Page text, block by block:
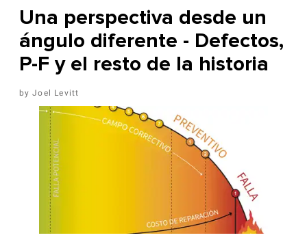
Una perspectiva desde un
ángulo diferente - Defectos,
P-F y el resto de la historia
Joel Levitt